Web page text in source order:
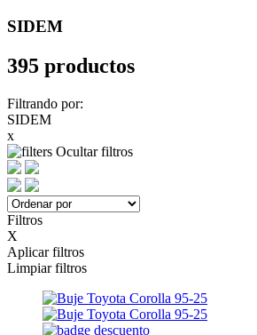
SIDEM
395 productos
Filtrando por:
SIDEM
x
Ocultar filtros
Filtros
X
Aplicar filtros
Limpiar filtros